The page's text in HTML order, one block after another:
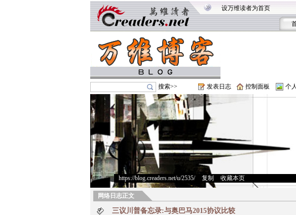
设万维读者为首页
搜索>> 发表日志 控制面板 个
https://blog.creaders.net/u/2535/> 复制 收藏本页
网络日志正文
三议川普备忘录:与奥巴马2015协议比较